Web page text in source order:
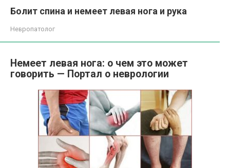
Болит спина и немеет левая нога и рука
Невропатолог
Немеет левая нога: о чем это может
говорить — Портал о неврологии